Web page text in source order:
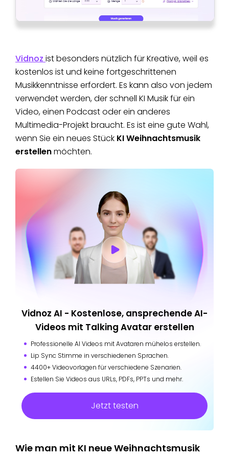
Vidnoz ist besonders nützlich für Kreative, weil es
kostenlos ist und keine fortgeschrittenen
Musikkenntnisse erfordert. Es kann also von jedem
verwendet werden, der schnell KI Musik für ein
Video, einen Podcast oder ein anderes
Multimedia-Projekt braucht. Es ist eine gute Wahl,
wenn Sie ein neues Stück KI Weihnachtsmusik
erstellenmöchten.
Vidnoz AI - Kostenlose, ansprechende AI-
Videos mit Talking Avatar erstellen
Professionelle AI Videos mit Avataren mühelos erstellen.
Lip Sync Stimme in verschiedenen Sprachen.
4400+ Videovorlagen für verschiedene Szenarien.
Estellen Sie Videos aus URLs, PDFs, PPTs und mehr.
Jetzt testen
Wie man mit KI neue Weihnachtsmusik